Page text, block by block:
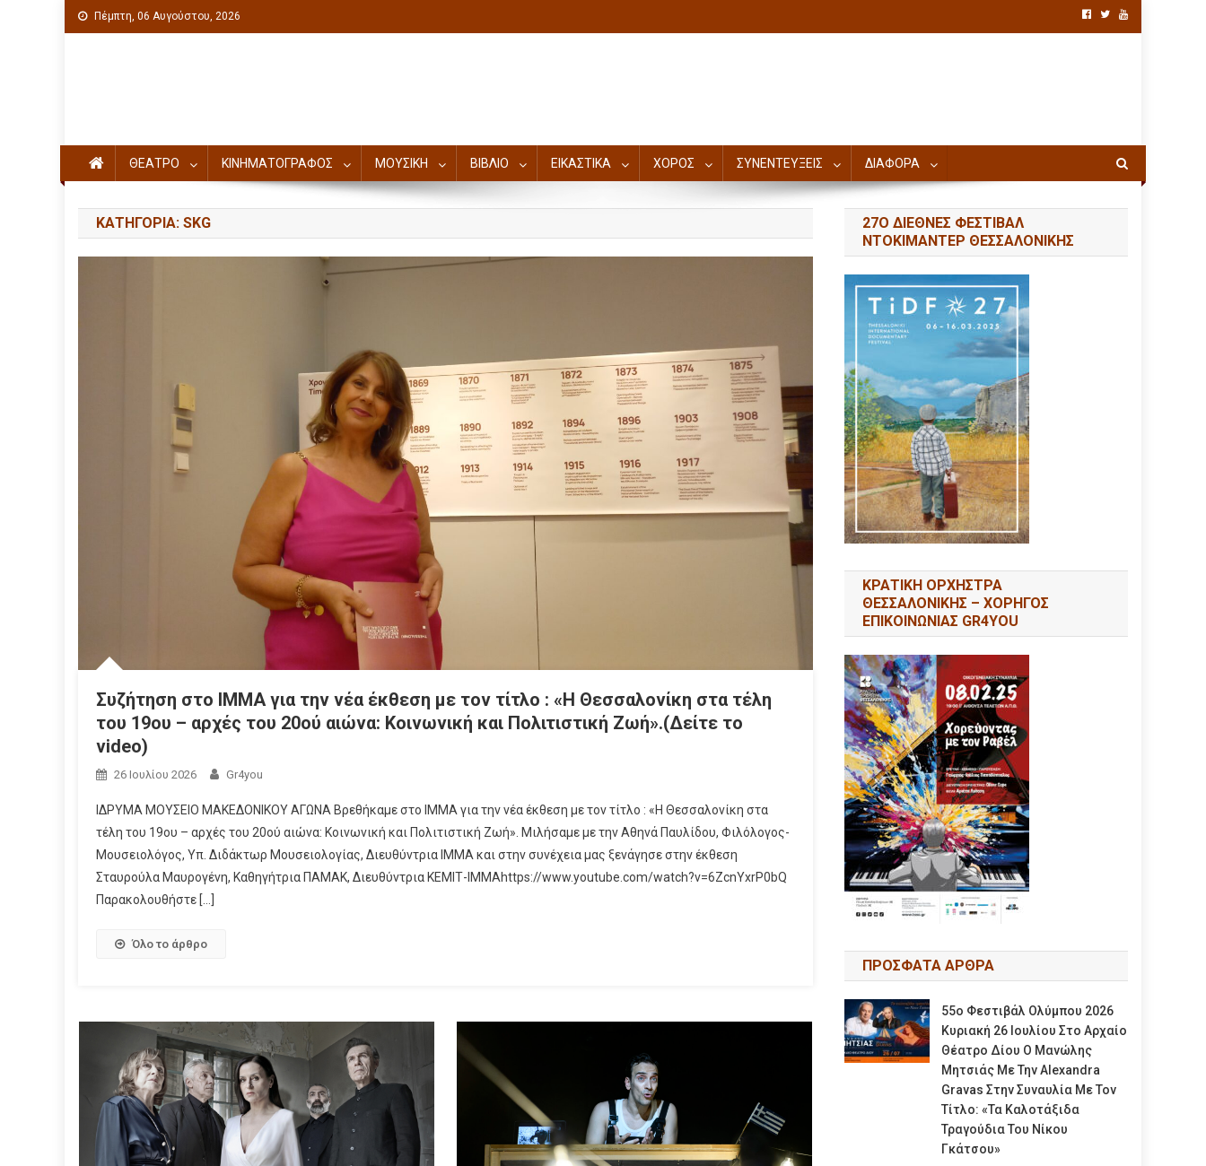
Πέμπτη, 06 Αυγούστου, 2026
ΘΕΑΤΡΟ ΚΙΝΗΜΑΤΟΓΡΑΦΟΣ ΜΟΥΣΙΚΗ ΒΙΒΛΙΟ ΕΙΚΑΣΤΙΚΑ ΧΟΡΟΣ ΣΥΝΕΝΤΕΥΞΕΙΣ ΔΙΑΦΟΡΑ
ΚΑΤΗΓΟΡΊΑ: SKG
Συζήτηση στο ΙΜΜΑ για την νέα έκθεση με τον τίτλο : «Η Θεσσαλονίκη στα τέλη
του 19ου – αρχές του 20ού αιώνα: Κοινωνική και Πολιτιστική Ζωή».(Δείτε το
video)
26 Ιουλίου 2026 Gr4you
ΙΔΡΥΜΑ ΜΟΥΣΕΙΟ ΜΑΚΕΔΟΝΙΚΟΥ ΑΓΩΝΑ Βρεθήκαμε στο ΙΜΜΑ για την νέα έκθεση με τον τίτλο : «Η Θεσσαλονίκη στα
τέλη του 19ου – αρχές του 20ού αιώνα: Κοινωνική και Πολιτιστική Ζωή». Μιλήσαμε με την Αθηνά Παυλίδου, Φιλόλογος-
Μουσειολόγος, Υπ. Διδάκτωρ Μουσειολογίας, Διευθύντρια ΙΜΜΑ και στην συνέχεια μας ξενάγησε στην έκθεση
Σταυρούλα Μαυρογένη, Καθηγήτρια ΠΑΜΑΚ, Διευθύντρια ΚΕΜΙΤ-ΙΜΜΑhttps://www.youtube.com/watch?v=6ZcnYxrP0bQ
Παρακολουθήστε […]
Όλο το άρθρο
27Ο ΔΙΕΘΝΕΣ ΦΕΣΤΙΒΑΛ
ΝΤΟΚΙΜΑΝΤΕΡ ΘΕΣΣΑΛΟΝΙΚΗΣ
ΚΡΑΤΙΚΗ ΟΡΧΗΣΤΡΑ
ΘΕΣΣΑΛΟΝΙΚΗΣ – ΧΟΡΗΓΟΣ
ΕΠΙΚΟΙΝΩΝΙΑΣ GR4YOU
ΠΡΟΣΦΑΤΑ ΑΡΘΡΑ
55ο Φεστιβάλ Ολύμπου 2026
Κυριακή 26 Ιουλίου Στο Αρχαίο
Θέατρο Δίου Ο Μανώλης
Μητσιάς Με Την Alexandra
Gravas Στην Συναυλία Με Τον
Τίτλο: «τα Καλοτάξιδα
Τραγούδια Του Νίκου
Γκάτσου»